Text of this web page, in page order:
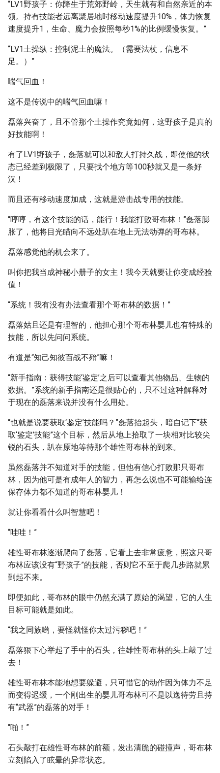
“LV1野孩子：你降生于荒郊野岭，天生就有和自然亲近的本
领。持有技能者远离聚居地时移动速度提升10%，体力恢复
速度提升1，生命、魔力会按照每秒1%的比例缓慢恢复。”
“LV1土操纵：控制泥土的魔法。（需要法杖，信息不
足。）”
喘气回血！
这不是传说中的喘气回血嘛！
磊落兴奋了，且不管那个土操作究竟如何，这野孩子是真的
好技能啊！
有了LV1野孩子，磊落就可以和敌人打持久战，即使他的状
态已经差到极限了，只要找个地方等100秒就又是一条好
汉！
而且还有移动速度加成，这就是游击战专用的技能。
“哼哼，有这个技能的话，能行！我能打败哥布林！”磊落膨
胀了，他将目光瞄向不远处趴在地上无法动弹的哥布林。
磊落感觉他的机会来了。
叫你把我当成神秘小册子的女主！我今天就要让你变成经验
值！
“系统！我有没有办法查看那个哥布林的数据！”
磊落姑且还是有理智的，他担心那个哥布林婴儿也有特殊的
技能，所以先问问系统。
有道是“知己知彼百战不殆”嘛！
“新手指南：获得技能‘鉴定’之后可以查看其他物品、生物的
数据。”系统的新手指南还是很贴心的，只不过这种解释对
于现在的磊落来说并没有什么用处。
“也就是说要获取‘鉴定’技能吗？”磊落抬起头，暗自记下“获
取‘鉴定’技能”这个目标，然后从地上拾取了一块相对比较尖
锐的石头，趴在原地等待那个雄性哥布林的到来。
虽然磊落并不知道对手的技能，但他有信心打败那只哥布
林，因为他可是有成年人的智力，再怎么说也不可能输给连
保存体力都不知道的哥布林婴儿！
就让你看看什么叫智慧吧！
“哇哇！”
雄性哥布林逐渐爬向了磊落，它看上去非常疲惫，照这只哥
布林应该没有“野孩子”的技能，否则它不至于爬几步路就累
到起不来。
即便如此，哥布林的眼中仍然充满了原始的渴望，它的人生
目标可能就是如此。
“我之同族哟，要怪就怪你太过污秽吧！”
磊落狠下心举起了手中的石头，往雄性哥布林的头上敲了过
去！
雄性哥布林本能地想要躲避，只可惜它的动作因为体力不足
而变得迟缓，一个刚出生的婴儿哥布林可不是以逸待劳且持
有“武器”的磊落的对手！
“啪！”
石头敲打在雄性哥布林的前额，发出清脆的碰撞声，哥布林
立刻陷入了眩晕的异常状态。